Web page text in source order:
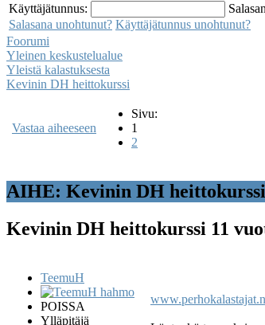
Käyttäjätunnus:
Salasana unohtunut? Käyttäjätunnus unohtunut?
Foorumi
Yleinen keskustelualue
Yleistä kalastuksesta
Kevinin DH heittokurssi
Vastaa aiheeseen
Sivu:
1
2
AIHE: Kevinin DH heittokurssi
Kevinin DH heittokurssi 11
TeemuH
POISSA
Ylläpitäjä